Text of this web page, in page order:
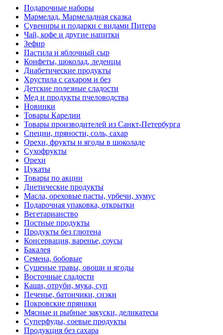
Подарочные наборы
Мармелад, Мармеладная сказка
Сувениры и подарки с видами Питера
Чай, кофе и другие напитки
Зефир
Пастила и яблочный сыр
Конфеты, шоколад, леденцы
Диабетические продукты
Хрустила с сахаром и без
Детские полезные сладости
Мед и продукты пчеловодства
Новинки
Товары Карелии
Товары производителей из Санкт-Петербурга
Специи, пряности, соль, сахар
Орехи, фрукты и ягоды в шоколаде
Сухофрукты
Орехи
Цукаты
Товары по акции
Диетические продукты
Масла, ореховые пасты, урбечи, хумус
Подарочная упаковка, открытки
Вегетарианство
Постные продукты
Продукты без глютена
Консервация, варенье, соусы
Бакалея
Семена, бобовые
Сушеные травы, овощи и ягоды
Восточные сладости
Каши, отруби, мука, суп
Печенье, батончики, снэки
Покровские пряники
Мясные и рыбные закуски, деликатесы
Суперфуды, соевые продукты
Продукция без сахара